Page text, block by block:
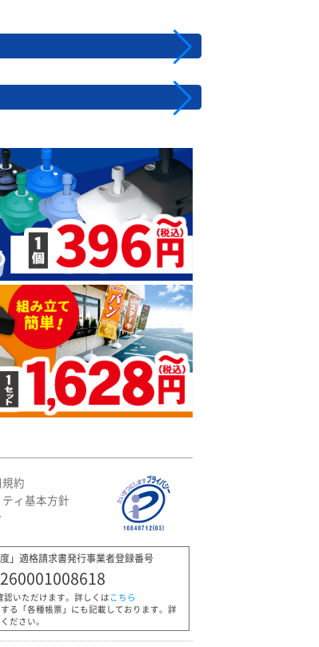
約
ィ基本方針
度」適格請求書発行事業者登録番号
いただけます。詳しくは こちら
る「各種帳票」にも記載しております。詳
ださい。